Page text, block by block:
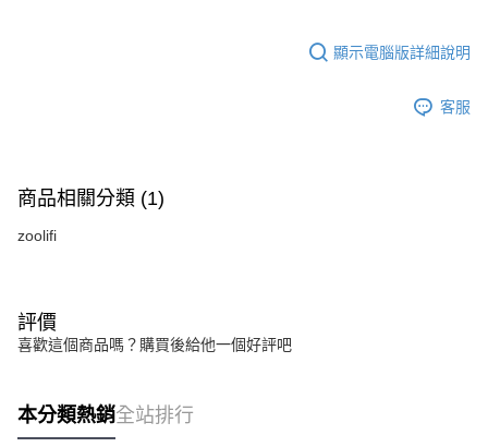
顯示電腦版詳細說明
客服
商品相關分類 (1)
zoolifi
評價
喜歡這個商品嗎？購買後給他一個好評吧
本分類熱銷全站排行